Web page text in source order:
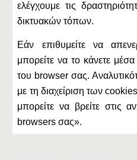
ελέγχουμε τις
δικτυακών τόπων.
Εάν επιθυμείτε να
μπορείτε να το κάνετε
του browser σας.
με τη διαχείριση των
μπορείτε να βρείτε στις
browsers σας».